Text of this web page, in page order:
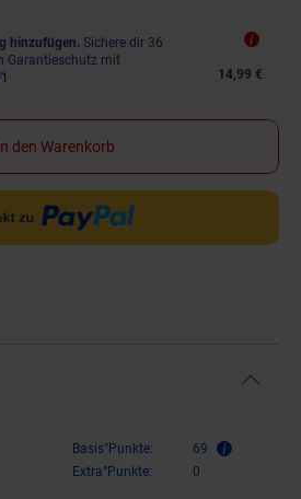
hinzufügen. Sichere dir 36
Garantieschutz mit
14,99 €
den Warenkorb
Basis°Punkte:
69
Extra°Punkte:
0